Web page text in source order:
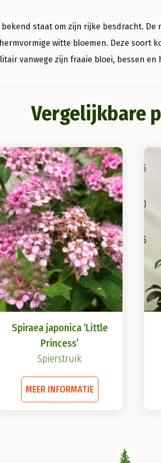
staat om zijn rijke besdracht.
witte bloemen. Deze
vanwege zijn fraaie bloei, bessen en
Vergelijkbare
Spiraea japonica ‘Little
Princess’
Spierstruik
MEER INFORMATIE
product
variaties.